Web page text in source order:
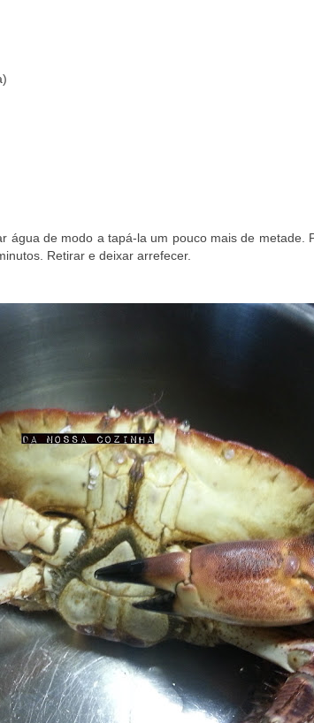
água de modo a tapá-la um pouco mais de metade.
Retirar e deixar arrefecer.